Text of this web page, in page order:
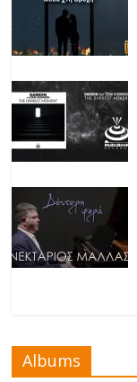
Albums